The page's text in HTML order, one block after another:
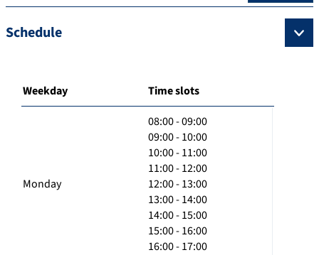
Schedule
Weekday Time slots
Monday
08:00 - 09:00
09:00 - 10:00
10:00 - 11:00
11:00 - 12:00
12:00 - 13:00
13:00 - 14:00
14:00 - 15:00
15:00 - 16:00
16:00 - 17:00